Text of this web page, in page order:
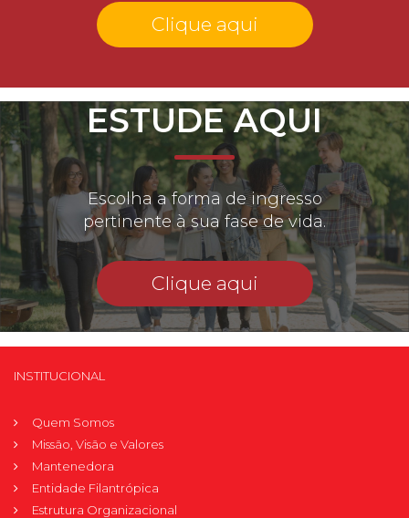
Clique aqui
ESTUDE AQUI
Escolha a forma de ingresso
pertinente à sua fase de vida.
Clique aqui
INSTITUCIONAL
Quem Somos
Missão, Visão e Valores
Mantenedora
Entidade Filantrópica
Estrutura Organizacional